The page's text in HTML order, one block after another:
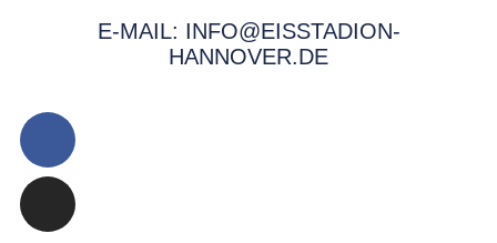
E-MAIL: INFO@EISSTADION-
HANNOVER.DE